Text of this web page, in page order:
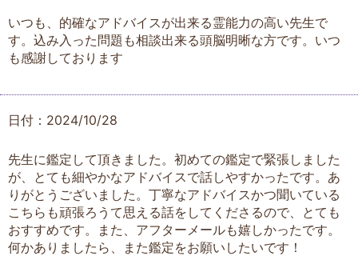
いつも、的確なアドバイスが出来る霊能力の高い先生で
す。込み入った問題も相談出来る頭脳明晰な方です。いつ
も感謝しております
日付：2024/10/28
先生に鑑定して頂きました。初めての鑑定で緊張しました
が、とても細やかなアドバイスで話しやすかったです。あ
りがとうございました。丁寧なアドバイスかつ聞いている
こちらも頑張ろうて思える話をしてくださるので、とても
おすすめです。また、アフターメールも嬉しかったです。
何かありましたら、また鑑定をお願いしたいです！